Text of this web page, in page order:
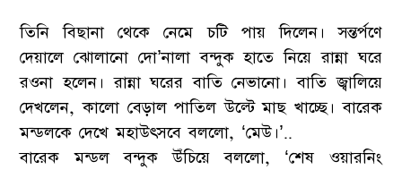
তিনি বিছানা থেকে নেমে চটি পায় দিলেন। সন্তর্পণে
দেয়ালে ঝোলানো দো’নালা বন্দুক হাতে নিয়ে রান্না ঘরে
রওনা হলেন। রান্না ঘরের বাতি নেভানো। বাতি জ্বালিয়ে
দেখলেন, কালো বেড়াল পাতিল উল্টে মাছ খাচ্ছে। বারেক
মন্ডলকে দেখে মহাউৎসবে বললো, ‘মেউ।’..
বারেক মন্ডল বন্দুক উঁচিয়ে বললো, ‘শেষ ওয়ারনিং